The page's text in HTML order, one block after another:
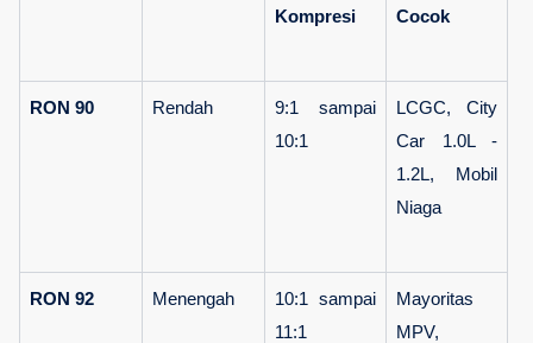
Kompresi
Cocok
RON 90 Rendah
9:1 sampai
10:1
LCGC, City
Car 1.0L -
1.2L, Mobil
Niaga
RON 92 Menengah
10:1 sampai
11:1
Mayoritas
MPV,